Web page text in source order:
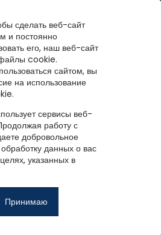
девочек,
сделать веб-сайт
и постоянно
его, наш веб-сайт
cookie.
сайтом, вы
на использование
сервисы веб-
работу с
добровольное
данных о вас
указанных в
Принимаю
к полнотекстовым документам и
необходимо авторизоваться.
записи,зарегистрируйтесь.
пароля
пароль
к профилю на портале. На
для восстановления пароля.
на портале
имеют доступ к
сценариям мероприятий,
полнотекстовым документам, а
снова